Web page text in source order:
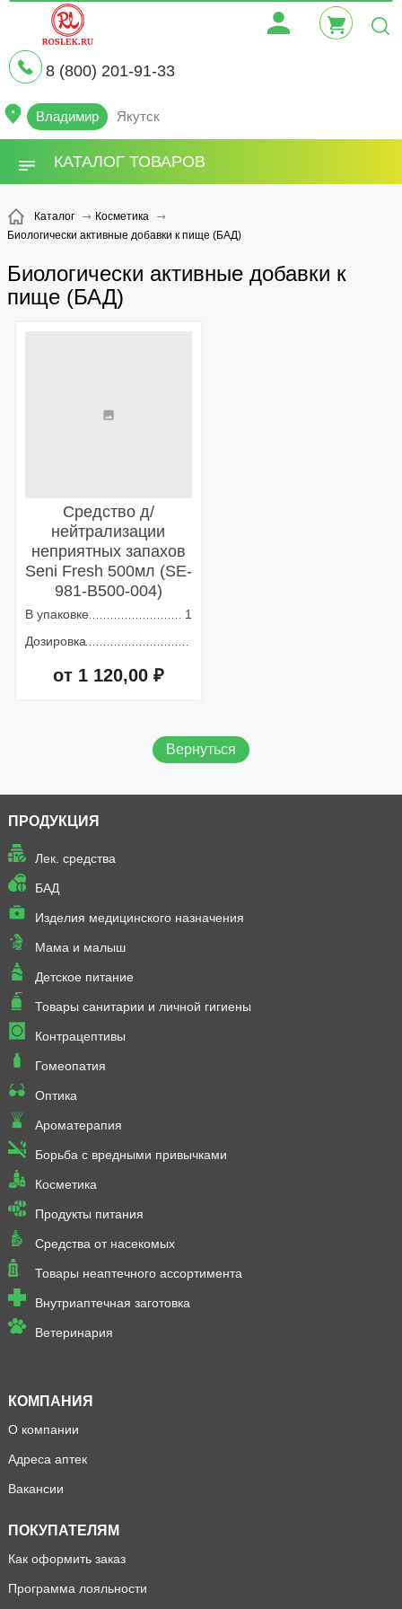
8 (800) 201-91-33
Владимир Якутск
КАТАЛОГ ТОВАРОВ
Каталог
Косметика
Биологически активные добавки к пище (БАД)
Биологически активные добавки к
пище (БАД)
Средство д/
нейтрализации
неприятных запахов
Seni Fresh 500мл (SE-
981-B500-004)
В упаковке
1
Дозировка
от 1 120,00 ₽
Вернуться
ПРОДУКЦИЯ
Лек. средства
БАД
Изделия медицинского назначения
Мама и малыш
Детское питание
Товары санитарии и личной гигиены
Контрацептивы
Гомеопатия
Оптика
Ароматерапия
Борьба с вредными привычками
Косметика
Продукты питания
Средства от насекомых
Товары неаптечного ассортимента
Внутриаптечная заготовка
Ветеринария
КОМПАНИЯ
О компании
Адреса аптек
Вакансии
ПОКУПАТЕЛЯМ
Как оформить заказ
Программа лояльности